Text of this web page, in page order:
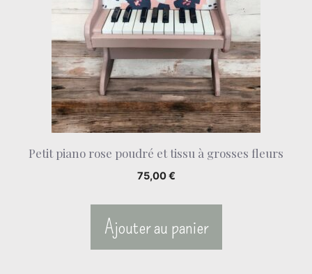
Petit piano rose poudré et tissu à grosses fleurs
75,00€
Ajouter au panier